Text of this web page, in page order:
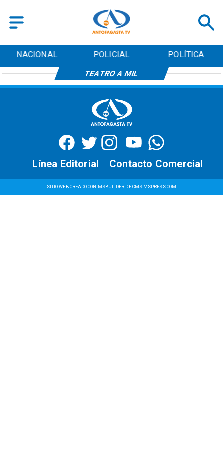
NACIONAL POLICIAL POLÍTICA
TEATRO A MIL
SITIO WEB CREADO CON MSBUILDER DE CMS-MSPRESS.COM
Contacto Comercial
Línea Editorial